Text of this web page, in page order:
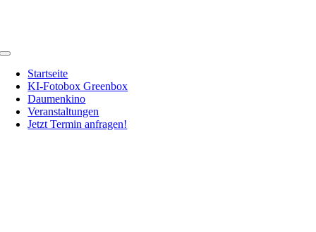
Toggle
NavigationStartseite
KI-Fotobox Greenbox
Daumenkino
Veranstaltungen
Jetzt Termin anfragen!